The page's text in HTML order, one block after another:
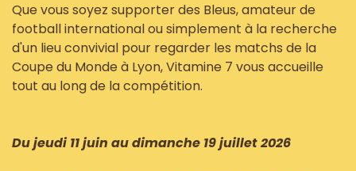
Que vous soyez supporter des Bleus, amateur de
football international ou simplement à la recherche
d'un lieu convivial pour regarder les matchs de la
Coupe du Monde à Lyon, Vitamine 7 vous accueille
tout au long de la compétition.
Du jeudi 11 juin au dimanche 19 juillet 2026